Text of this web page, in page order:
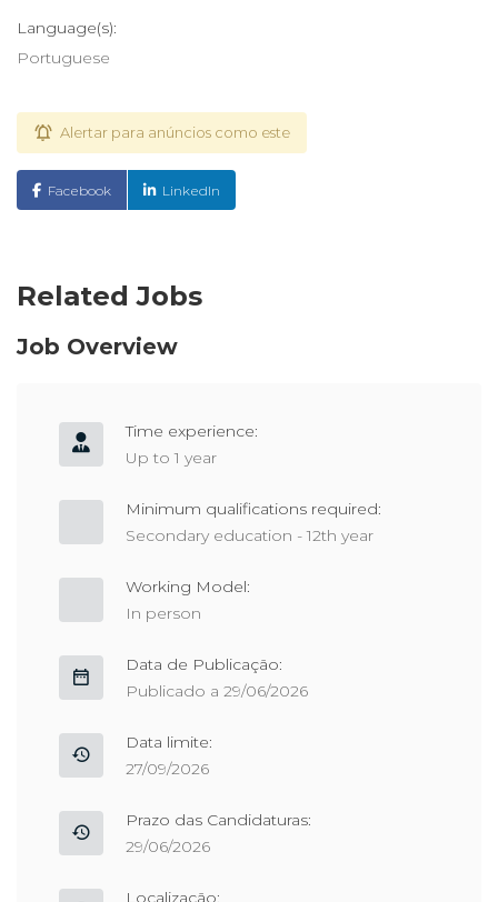
Language(s):
Portuguese
Alertar para anúncios como este
Facebook LinkedIn
Related Jobs
Job Overview
Time experience:
Up to 1 year
Minimum qualifications required:
Secondary education - 12th year
Working Model:
In person
Data de Publicação:
Publicado a 29/06/2026
Data limite:
27/09/2026
Prazo das Candidaturas:
29/06/2026
Localização: